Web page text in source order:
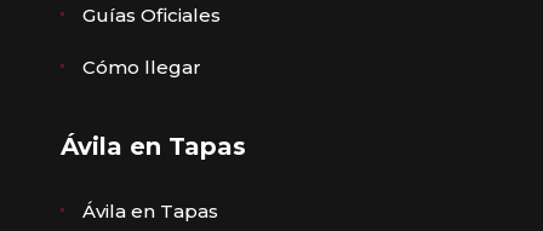
Guías Oficiales
Cómo llegar
Ávila en Tapas
Ávila en Tapas